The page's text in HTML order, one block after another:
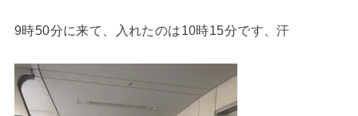
9時50分に来て、入れたのは10時15分です、汗